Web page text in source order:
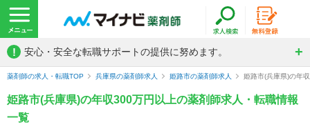
! 安心・安全な転職サポートの提供に努めます。
薬剤師の求人・転職TOP 兵庫県の薬剤師求人 姫路市の薬剤師求人 姫路市(兵庫県)の年
姫路市(兵庫県)の年収300万円以上の薬剤師求人・転職情報
一覧